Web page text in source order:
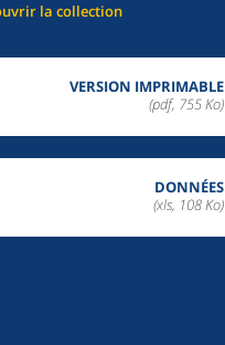
la collection
VERSION IMPRIMABLE
(pdf, 755 Ko)
DONNÉES
(xls, 108 Ko)